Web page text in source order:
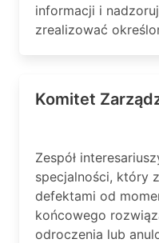
informacji i
zrealizować
Komitet
Zespół
specjalności, który
defektami od
końcowego
odroczenia lub